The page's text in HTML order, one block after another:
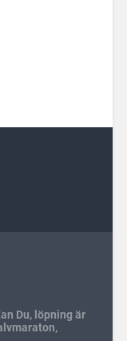
Du, löpning är
,